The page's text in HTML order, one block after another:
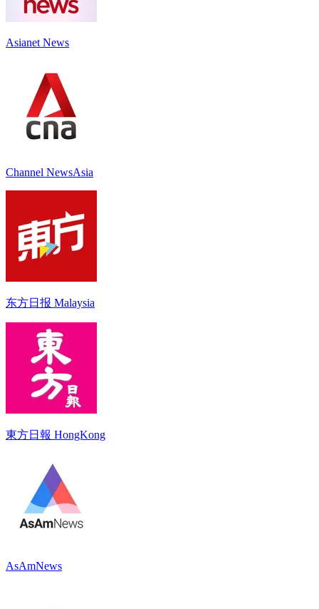
Asianet News
Channel NewsAsia
东方日报 Malaysia
東方日報 HongKong
AsAmNews